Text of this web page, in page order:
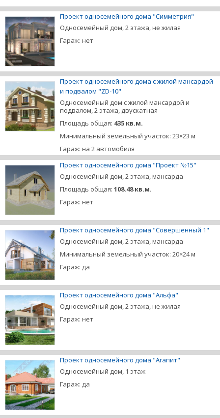
Проект односемейного дома "Симметрия"
Односемейный дом, 2 этажа, не жилая
Гараж: нет
Проект односемейного дома с жилой мансардой
и подвалом "ZD-10"
Односемейный дом с жилой мансардой и
подвалом, 2 этажа, двускатная
Площадь общая: 435 кв.м.
Минимальный земельный участок: 23×23 м
Гараж: на 2 автомобиля
Проект односемейного дома "Проект №15"
Односемейный дом, 2 этажа, мансарда
Площадь общая: 108.48 кв.м.
Гараж: нет
Проект односемейного дома "Совершенный 1"
Односемейный дом, 2 этажа, мансарда
Минимальный земельный участок: 20×24 м
Гараж: да
Проект односемейного дома "Альфа"
Односемейный дом, 2 этажа, не жилая
Гараж: нет
Проект односемейного дома "Агапит"
Односемейный дом, 1 этаж
Гараж: да